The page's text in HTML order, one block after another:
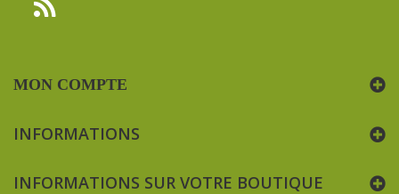
MON COMPTE
INFORMATIONS
INFORMATIONS SUR VOTRE BOUTIQUE